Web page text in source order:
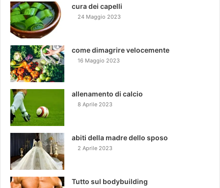
cura dei capelli
24 Maggio 2023
come dimagrire velocemente
16 Maggio 2023
allenamento di calcio
8 Aprile 2023
abiti della madre dello sposo
2 Aprile 2023
Tutto sul bodybuilding